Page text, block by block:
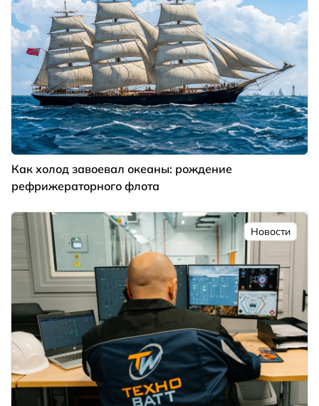
Как холод завоевал океаны: рождение
рефрижераторного флота
Новости